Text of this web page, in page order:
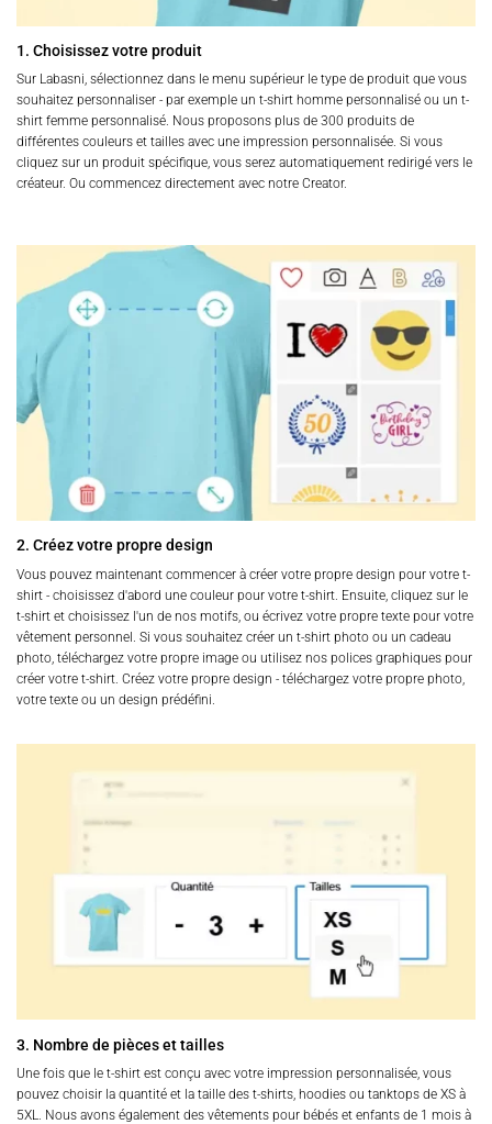
1. Choisissez votre produit
Sur Labasni, sélectionnez dans le menu supérieur le type de produit que vous
souhaitez personnaliser - par exemple un t-shirt homme personnalisé ou un t-
shirt femme personnalisé. Nous proposons plus de 300 produits de
différentes couleurs et tailles avec une impression personnalisée. Si vous
cliquez sur un produit spécifique, vous serez automatiquement redirigé vers le
créateur. Ou commencez directement avec notre Creator.
2. Créez votre propre design
Vous pouvez maintenant commencer à créer votre propre design pour votre t-
shirt - choisissez d'abord une couleur pour votre t-shirt. Ensuite, cliquez sur le
t-shirt et choisissez l'un de nos motifs, ou écrivez votre propre texte pour votre
vêtement personnel. Si vous souhaitez créer un t-shirt photo ou un cadeau
photo, téléchargez votre propre image ou utilisez nos polices graphiques pour
créer votre t-shirt. Créez votre propre design - téléchargez votre propre photo,
votre texte ou un design prédéfini.
3. Nombre de pièces et tailles
Une fois que le t-shirt est conçu avec votre impression personnalisée, vous
pouvez choisir la quantité et la taille des t-shirts, hoodies ou tanktops de XS à
5XL. Nous avons également des vêtements pour bébés et enfants de 1 mois à